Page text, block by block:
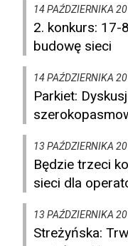
14 PAŹDZIERNIKA
2. konkurs: 17-
budowę sieci
14 PAŹDZIERNIKA
Parkiet:
13 PAŹDZIERNIKA
Będzie trzeci
sieci dla
13 PAŹDZIERNIKA
Streżyńska: